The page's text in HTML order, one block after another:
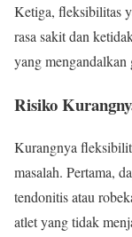
Ketiga, fleksibilitas
rasa sakit dan
yang mengandalkan
Risiko
Kurangnya
masalah. Pertama,
tendonitis atau
atlet yang tidak